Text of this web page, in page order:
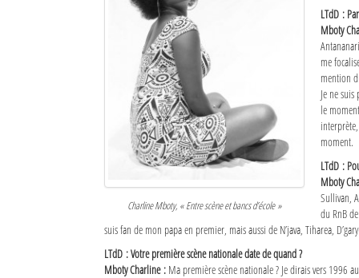
Charline Mboty, « Entre scène et bancs d’école »
LTdD :
Mboty
me
mention
Je ne
le
moment.
LTdD :
Mboty
Sullivan,
du RnB
suis fan de mon papa en premier, mais aussi de N’java, Tiharea,
LTdD : Votre première scène nationale date de quand ?
Mboty Charline : Ma première scène nationale ? Je dirais vers 1996